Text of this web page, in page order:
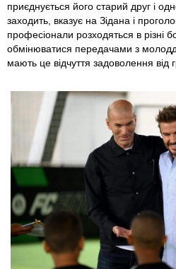
приєднується його старий друг і
заходить, вказує на Зідана і
професіонали розходяться в різні
обмінюватися передачами з
мають це відчуття задоволення від